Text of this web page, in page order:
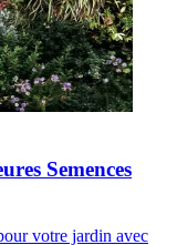
Semences
votre jardin avec